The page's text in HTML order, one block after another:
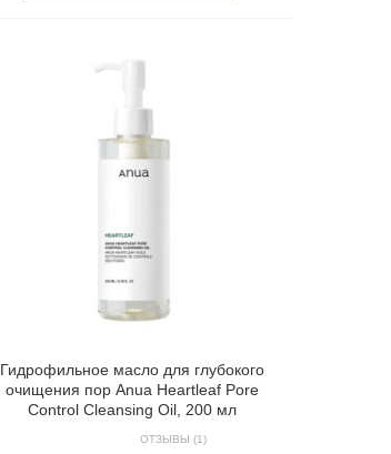
Гидрофильное масло для глубокого
очищения пор Anua Heartleaf Pore
Control Cleansing Oil, 200 мл
ОТЗЫВЫ (1)